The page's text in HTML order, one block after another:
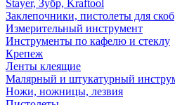
Stayer, Зубр, Kraftool
Заклепочники, пистолеты для скоб
Измерительный инструмент
Инструменты по кафелю и стеклу
Крепеж
Ленты клеящие
Малярный и штукатурный
Ножи, ножницы, лезвия